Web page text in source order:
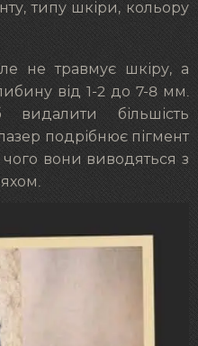
типу шкіри, кольору
не травмує шкіру, а
від 1-2 до 7-8 мм.
видалити більшість
подрібнює пігмент
чого вони виводяться з